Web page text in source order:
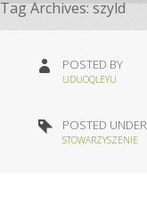
Tag Archives: szyld
POSTED BY
UDUOQLEYU
POSTED UNDER
STOWARZYSZENIE